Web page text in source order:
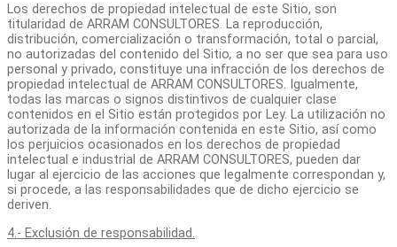
Los derechos de propiedad intelectual de este Sitio, son
titularidad de ARRAM CONSULTORES. La reproducción,
distribución, comercialización o transformación, total o parcial,
no autorizadas del contenido del Sitio, a no ser que sea para uso
personal y privado, constituye una infracción de los derechos de
propiedad intelectual de ARRAM CONSULTORES. Igualmente,
todas las marcas o signos distintivos de cualquier clase
contenidos en el Sitio están protegidos por Ley. La utilización no
autorizada de la información contenida en este Sitio, así como
los perjuicios ocasionados en los derechos de propiedad
intelectual e industrial de ARRAM CONSULTORES, pueden dar
lugar al ejercicio de las acciones que legalmente correspondan y,
si procede, a las responsabilidades que de dicho ejercicio se
deriven.
4.- Exclusión de responsabilidad.